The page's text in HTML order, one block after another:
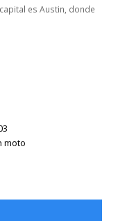
es Austin, donde